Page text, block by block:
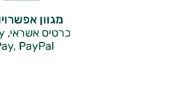
מגוון
כרטיס אשראי, Google Pay,
PayPal